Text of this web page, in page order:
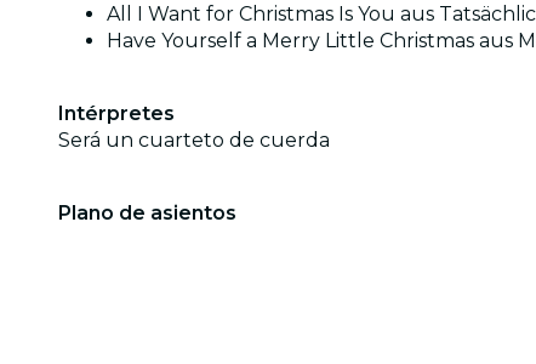
All I Want for Christmas Is You aus
Have Yourself a Merry Little Christmas aus
Intérpretes
Será un cuarteto de cuerda
Plano de asientos